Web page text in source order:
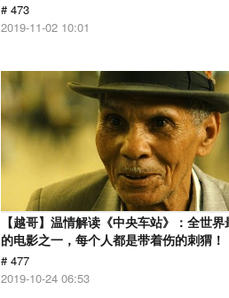
# 473
2019-11-02 10:01
【越哥】温情解读《中央车站》：全世
的电影之一，每个人都是带着伤的刺猬！
# 477
2019-10-24 06:53